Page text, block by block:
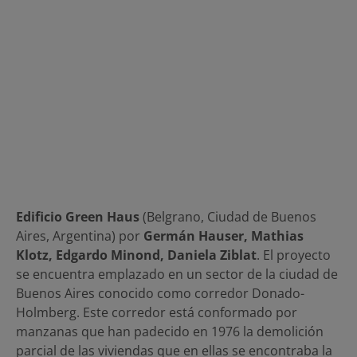
Edificio Green Haus(Belgrano, Ciudad de Buenos
Aires, Argentina) por Germán Hauser, Mathias
Klotz, Edgardo Minond, Daniela Ziblat. El proyecto
se encuentra emplazado en un sector de la ciudad de
Buenos Aires conocido como corredor Donado-
Holmberg. Este corredor está conformado por
manzanas que han padecido en 1976 la demolición
parcial de las viviendas que en ellas se encontraba la